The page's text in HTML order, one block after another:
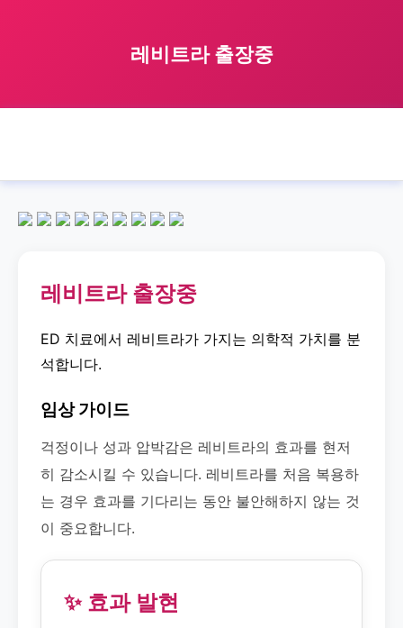
레비트라 출장중
레비트라 출장중
ED 치료에서 레비트라가 가지는 의학적 가치를 분
석합니다.
임상 가이드
걱정이나 성과 압박감은 레비트라의 효과를 현저
히 감소시킬 수 있습니다. 레비트라를 처음 복용하
는 경우 효과를 기다리는 동안 불안해하지 않는 것
이 중요합니다.
✨ 효과 발현